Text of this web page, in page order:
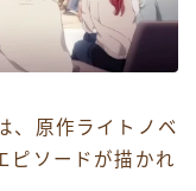
、原作ライトノベ
ピソードが描かれ